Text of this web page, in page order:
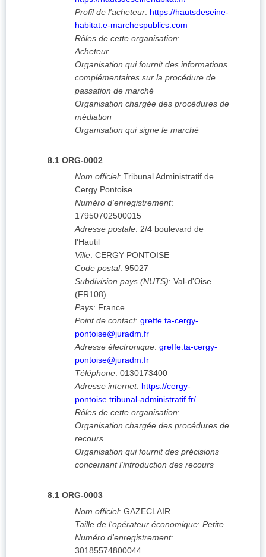
Profil de l'acheteur: https://hautsdeseine-
habitat.e-marchespublics.com
Rôles de cette organisation:
Acheteur
Organisation qui fournit des informations
complémentaires sur la procédure de
passation de marché
Organisation chargée des procédures de
médiation
Organisation qui signe le marché
8.1 ORG-0002
Nom officiel: Tribunal Administratif de
Cergy Pontoise
Numéro d'enregistrement:
17950702500015
Adresse postale: 2/4 boulevard de
l'Hautil
Ville: CERGY PONTOISE
Code postal: 95027
Subdivision pays (NUTS): Val-d'Oise
(FR108)
Pays: France
Point de contact: greffe.ta-cergy-
pontoise@juradm.fr
Adresse électronique: greffe.ta-cergy-
pontoise@juradm.fr
Téléphone: 0130173400
Adresse internet: https://cergy-
pontoise.tribunal-administratif.fr/
Rôles de cette organisation:
Organisation chargée des procédures de
recours
Organisation qui fournit des précisions
concernant l'introduction des recours
8.1 ORG-0003
Nom officiel: GAZECLAIR
Taille de l'opérateur économique: Petite
Numéro d'enregistrement:
30185574800044